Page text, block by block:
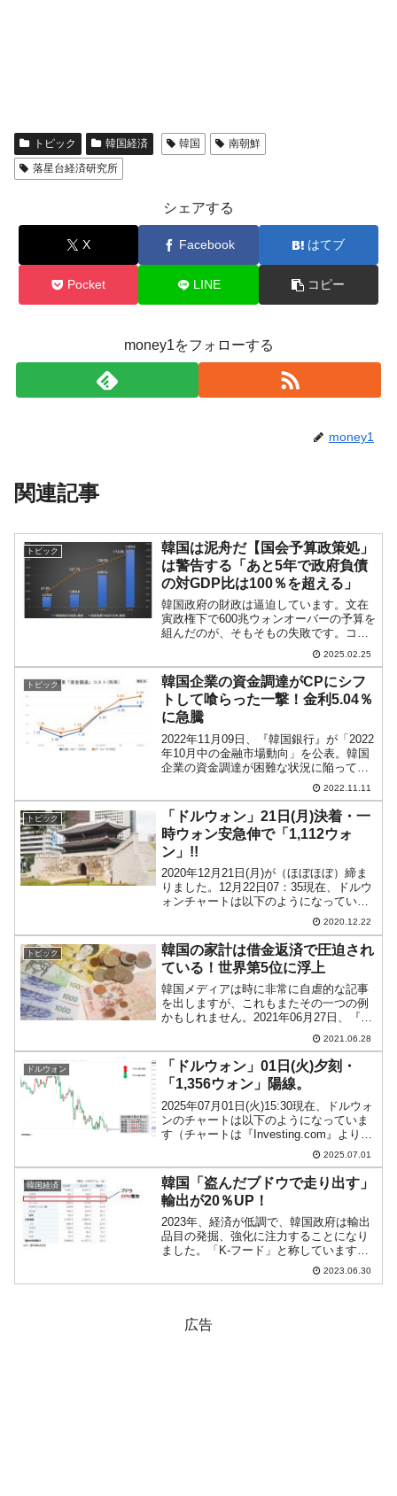
トピック 韓国経済 韓国
南朝鮮
落星台経済研究所
シェアする
X Facebook はてブ
Pocket LINE コピー
money1をフォローする
money1
関連記事
トピック
韓国は泥舟だ【国会予算政策処」
は警告する「あと5年で政府負債
の対GDP比は100％を超える」
韓国政府の財政は逼迫しています。文在
寅政権下で600兆ウォンオーバーの予算を
組んだのが、そもそもの失敗です。コロ
ナ禍の前から予算の支出を膨らませ、そ
の財源確保のために国債発行を積み上
げ、政府負債を増やし続けました。もう
何度だっていいますが、...
2025.02.25
トピック
韓国企業の資金調達がCPにシフ
トして喰らった一撃！金利5.04％
に急騰
2022年11月09日、『韓国銀行』が「2022
年10月中の金融市場動向」を公表。韓国
企業の資金調達が困難な状況に陥ってい
ることを示すデータが出ています。ま
ず、以下をご覧ください。市場金利と株
価（11月08日時点）国庫債（3年物）：
4.16...
2022.11.11
トピック
「ドルウォン」21日(月)決着・一
時ウォン安急伸で「1,112ウォ
ン」!!
2020年12月21日(月)が（ほぼほぼ）締ま
りました。12月22日07：35現在、ドルウ
ォンチャートは以下のようになっていま
す（チャートは『Investing.com』より引
用：以下同）。ウォン安が急伸し一時「1
ドル＝1,112.14ウォ...
2020.12.22
トピック
韓国の家計は借金返済で圧迫され
ている！世界第5位に浮上
韓国メディアは時に非常に自虐的な記事
を出しますが、これもまたその一つの例
かもしれません。2021年06月27日、『毎
日経済』は「韓国は所得より家計負債が
早く増えた…先進国の中で最高」という
記事を出しました。何度もご紹介してい
るとおり、韓国の...
2021.06.28
ドルウォン
「ドルウォン」01日(火)夕刻・
「1,356ウォン」陽線。
2025年07月01日(火)15:30現在、ドルウォ
ンのチャートは以下のようになっていま
す（チャートは『Investing.com』より引
用）。陽線ですが……。現在のところ「1
ドル＝1,356ウォン」近辺の攻防となって
います。現在の天井は「...
2025.07.01
韓国経済
韓国「盗んだブドウで走り出す」
輸出が20％UP！
2023年、経済が低調で、韓国政府は輸出
品目の発掘、強化に注力することになり
ました。「K-フード」と称しています。
2023年06月20日の『JETRO』のリポート
によると、以下のようになっています。
2023.06.30
広告